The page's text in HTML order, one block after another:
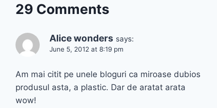
29 Comments
Alice wonders says:
June 5, 2012 at 8:19 pm
Am mai citit pe unele bloguri ca miroase dubios
produsul asta, a plastic. Dar de aratat arata
wow!